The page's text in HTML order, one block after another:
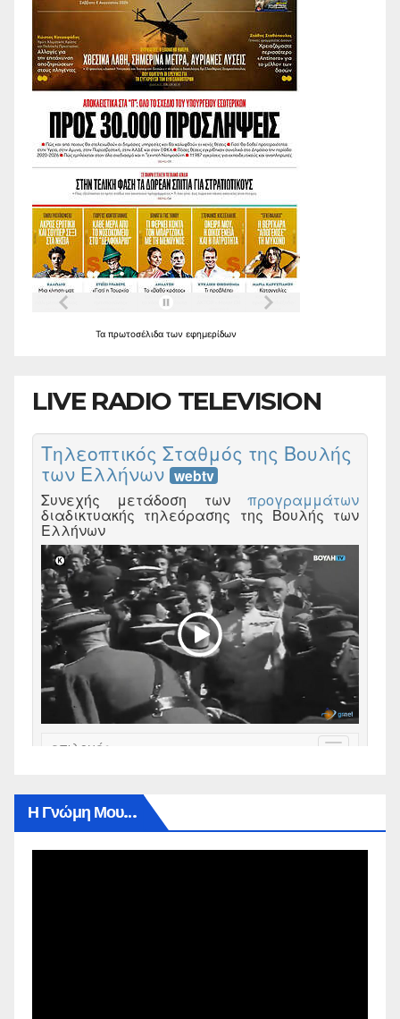
Τα πρωτοσέλιδα των εφημερίδων
LIVE RADIO TELEVISION
Η Γνώμη Μου…